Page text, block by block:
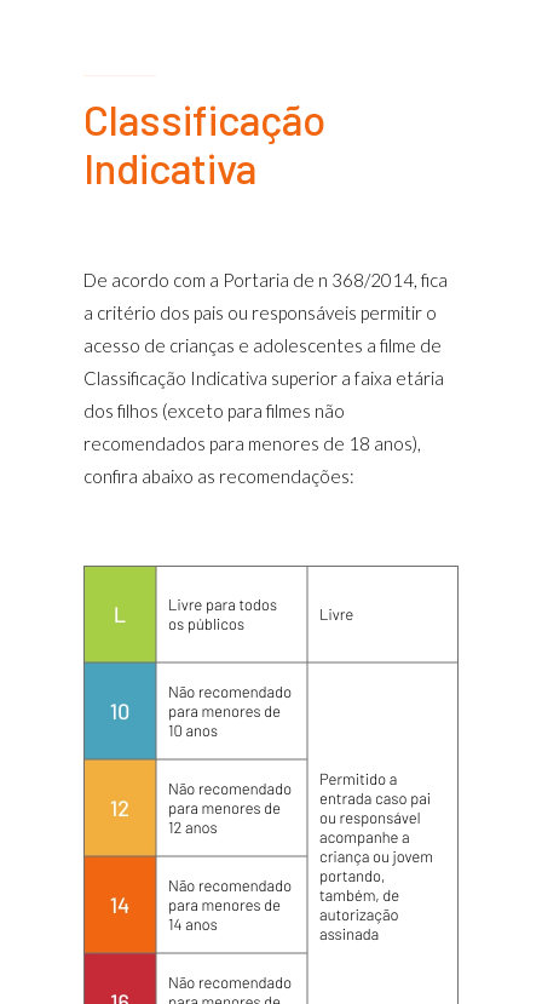
Classificação
Indicativa
De acordo com a Portaria de n 368/2014, fica
a critério dos pais ou responsáveis permitir o
acesso de crianças e adolescentes a filme de
Classificação Indicativa superior a faixa etária
dos filhos (exceto para filmes não
recomendados para menores de 18 anos),
confira abaixo as recomendações: